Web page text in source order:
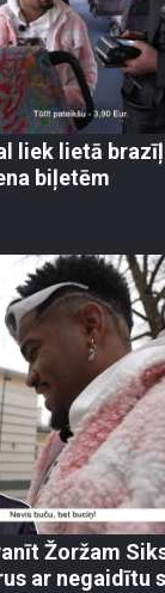
liek lietā
biļetēm
Žoržam
ar negaidītu